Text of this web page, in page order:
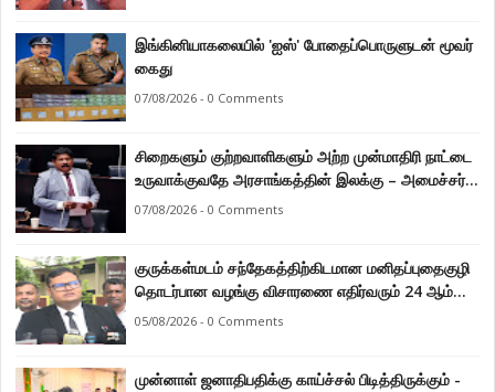
இங்கினியாகலையில் 'ஐஸ்' போதைப்பொருளுடன் மூவர்
கைது
07/08/2026 - 0 Comments
சிறைகளும் குற்றவாளிகளும் அற்ற முன்மாதிரி நாட்டை
உருவாக்குவதே அரசாங்கத்தின் இலக்கு – அமைச்சர்
இராமலிங்கம் சந்திரசேகர்
07/08/2026 - 0 Comments
குருக்கள்மடம் சந்தேகத்திற்கிடமான மனிதப்புதைகுழி
தொடர்பான வழங்கு விசாரணை எதிர்வரும் 24 ஆம்
திகதிக்கு தவணையிடப்பட்டுள்ளது.
05/08/2026 - 0 Comments
முன்னாள் ஜனாதிபதிக்கு காய்ச்சல் பிடித்திருக்கும் -